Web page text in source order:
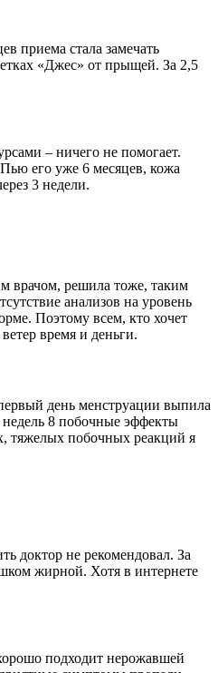
приема стала замечать
«Джес» от прыщей. За 2,5
– ничего не помогает.
его уже 6 месяцев, кожа
3 недели.
врачом, решила тоже, таким
анализов на уровень
Поэтому всем, кто хочет
время и деньги.
день менструации выпила
недель 8 побочные эффекты
тяжелых побочных реакций я
доктор не рекомендовал. За
жирной. Хотя в интернете
подходит нерожавшей